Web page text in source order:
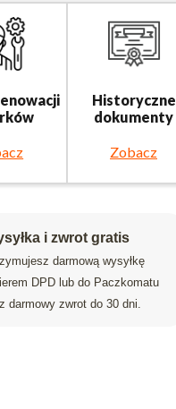
Historyczne
dokumenty
Zobacz
i zwrot gratis
darmową wysyłkę
DPD lub do Paczkomatu
darmowy zwrot do 30 dni.